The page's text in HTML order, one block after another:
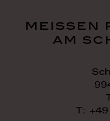
am
T: